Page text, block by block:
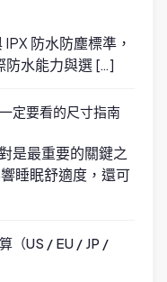
防水防塵標準，
防水能力與選 […]
定要看的尺寸指南
是最重要的關鍵之
睡眠舒適度，還可
（US / EU / JP /